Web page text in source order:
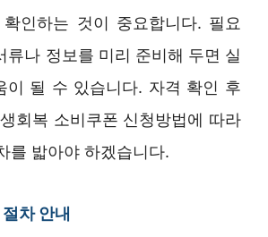
인하는 것이 중요합니다. 필요
류나 정보를 미리 준비해 두면 실
이 될 수 있습니다. 자격 확인 후
회복 소비쿠폰 신청방법에 따라
를 밟아야 하겠습니다.
차 안내